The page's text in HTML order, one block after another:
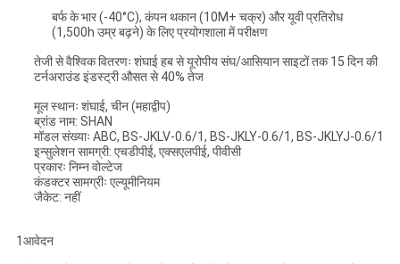
बर्फ के भार (-40°C), कंपन थकान (10M+ चक्र) और यूवी प्रतिरोध
(1,500h उम्र बढ़ने) के लिए प्रयोगशाला में परीक्षण
तेजी से वैश्विक वितरणः शंघाई हब से यूरोपीय संघ/आसियान साइटों तक 15 दिन की
टर्नअराउंड इंडस्ट्री औसत से 40% तेज
मूल स्थानः शंघाई, चीन (महाद्वीप)
ब्रांड नाम: SHAN
मॉडल संख्याः ABC, BS-JKLV-0.6/1, BS-JKLY-0.6/1, BS-JKLYJ-0.6/1
इन्सुलेशन सामग्री: एचडीपीई, एक्सएलपीई, पीवीसी
प्रकारः निम्न वोल्टेज
कंडक्टर सामग्रीः एल्यूमीनियम
जैकेट: नहीं
1आवेदन